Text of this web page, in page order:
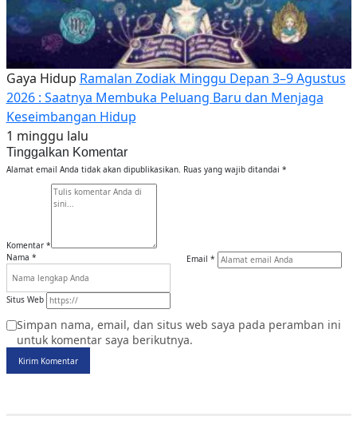
Gaya Hidup Ramalan Zodiak Minggu Depan 3–9 Agustus
2026 : Saatnya Membuka Peluang Baru dan Menjaga
Keseimbangan Hidup
1 minggu lalu
Tinggalkan Komentar
Alamat email Anda tidak akan dipublikasikan. Ruas yang wajib ditandai *
Komentar *
Nama * Email *
Situs Web
Simpan nama, email, dan situs web saya pada peramban ini
untuk komentar saya berikutnya.
Kirim Komentar